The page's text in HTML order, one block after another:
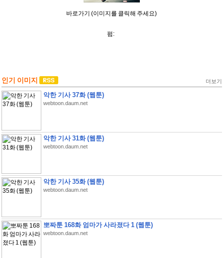
바로가기 (이미지를 클릭해 주세요)
펌:
인기 이미지 더보기
악한 기사 37화 (웹툰)
webtoon.daum.net
악한 기사 31화 (웹툰)
webtoon.daum.net
악한 기사 35화 (웹툰)
webtoon.daum.net
뽀짜툰 168화 엄마가 사라졌다 1 (웹툰)
webtoon.daum.net